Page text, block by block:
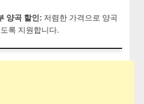
양곡 할인: 저렴한 가격으로 양곡
록 지원합니다.